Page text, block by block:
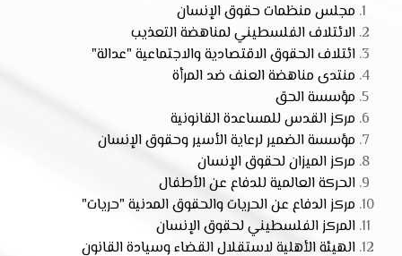
مجلس منظمات حقوق الإنسان
الائتلاف الفلسطيني لمناهضة التعذيب
ائتلاف الحقوق الاقتصادية والاجتماعية "عدالة"
منتدى مناهضة العنف ضد المرأة
مؤسسة الحق
مركز القدس للمساعدة القانونية
مؤسسة الضمير لرعاية الأسير وحقوق الإنسان
مركز الميزان لحقوق الإنسان
الحركة العالمية للدفاع عن الأطفال
مركز الدفاع عن الحريات والحقوق المدنية "حريات"
المركز الفلسطيني لحقوق الإنسان
الهيئة الأهلية لاستقلال القضاء وسيادة القانون